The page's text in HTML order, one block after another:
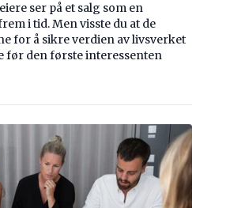
ser på et salg som en
i tid. Men visste du at de
for å sikre verdien av livsverket
før den første interessenten